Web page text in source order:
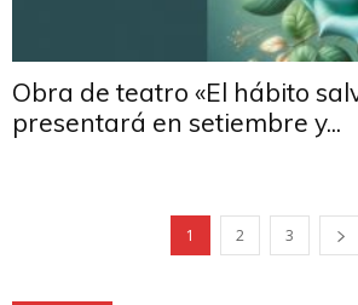
Obra de teatro «El hábito
presentará en setiembre y...
1 2 3